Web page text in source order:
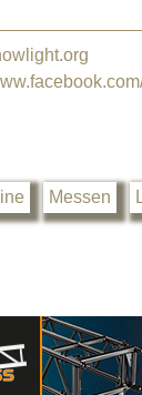
Messen